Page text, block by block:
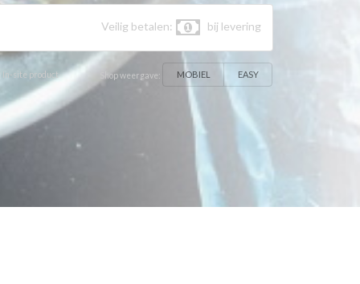
Veilig betalen: bij levering
In-site product Shop weergave: MOBIEL EASY